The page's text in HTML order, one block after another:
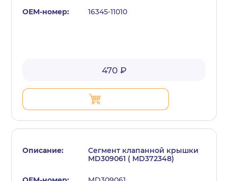
16345-11010
470 ₽
Сегмент клапанной крышки
MD309061 ( MD372348)